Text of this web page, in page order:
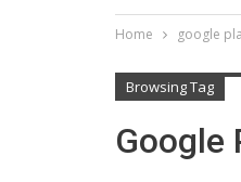
Home google
Browsing Tag
Google